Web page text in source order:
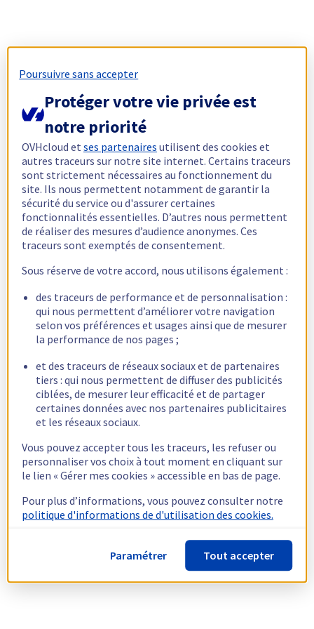
Poursuivre sans accepter
Protéger votre vie privée est
notre priorité
OVHcloud etses partenaires utilisent des cookies et
autres traceurs sur notre site internet. Certains traceurs
sont strictement nécessaires au fonctionnement du
site. Ils nous permettent notamment de garantir la
sécurité du service ou d'assurer certaines
fonctionnalités essentielles. D’autres nous permettent
de réaliser des mesures d’audience anonymes. Ces
traceurs sont exemptés de consentement.
Sous réserve de votre accord, nous utilisons également :
des traceurs de performance et de personnalisation :
qui nous permettent d’améliorer votre navigation
selon vos préférences et usages ainsi que de mesurer
la performance de nos pages ;
et des traceurs de réseaux sociaux et de partenaires
tiers : qui nous permettent de diffuser des publicités
ciblées, de mesurer leur efficacité et de partager
certaines données avec nos partenaires publicitaires
et les réseaux sociaux.
Vous pouvez accepter tous les traceurs, les refuser ou
personnaliser vos choix à tout moment en cliquant sur
le lien « Gérer mes cookies » accessible en bas de page.
Pour plus d’informations, vous pouvez consulter notre
politique d'informations de d'utilisation des cookies.
Paramétrer Tout accepter